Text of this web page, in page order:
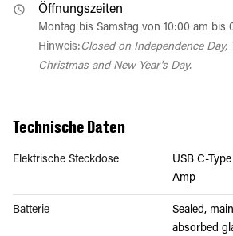
Öffnungszeiten
Montag bis Samstag von 10:00 am bis
Hinweis:Closed on Independence Day,
Christmas and New Year's Day.
Technische Daten
Elektrische Steckdose
USB C-
Amp
Batterie
Sealed,
absorbed